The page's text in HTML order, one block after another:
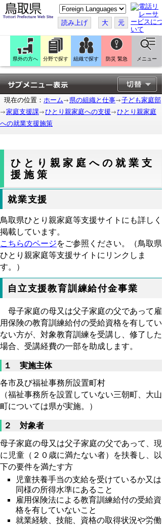
こ
の
ペ
ー
ジ
翻
訳
す
る
読み上げ 大 元
県外の方へ 分野で探す 組織で探す 防災 緊急 メニュー
現在の位置： ホーム 県の組織と仕事
子ども家庭部
家庭支援課
ひとり親家庭への支援
ひとり親家庭
への就業支援施策
ひとり親家庭への就業支
援施策
就業支援
鳥取県ひとり親家庭等支援サイトにも詳しく
掲載しています。
こちらのページをご参照ください。（鳥取県
ひとり親家庭等支援サイトにリンクしま
す。）
自立支援教育訓練給付金事業
母子家庭の母又は父子家庭の父であって雇
用保険の教育訓練給付の受給資格を有してい
ない方が、対象教育訓練を受講し、修了した
場合、受講経費の一部を助成します。
１ 実施主体
各市及び福祉事務所設置町村
（福祉事務所を設置していない三朝町、大山
町については県が実施。）
２ 対象者
母子家庭の母又は父子家庭の父であって、現
に児童（２０歳に満たない者）を扶養し、以
下の要件を満たす方
児童扶養手当の支給を受けているか又は
同様の所得水準にあること
雇用保険法による教育訓練給付の受給資
格を有していないこと
就業経験、技能、資格の取得状況や労働